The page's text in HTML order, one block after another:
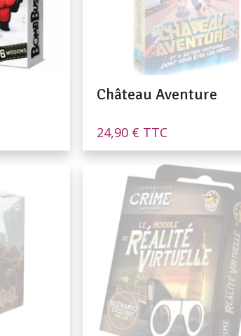
Château Aventure
24,90 € TTC